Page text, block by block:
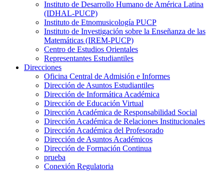
Instituto de Desarrollo Humano de América Latina
(IDHAL-PUCP)
Instituto de Etnomusicología PUCP
Instituto de Investigación sobre la Enseñanza de las
Matemáticas (IREM-PUCP)
Centro de Estudios Orientales
Representantes Estudiantiles
Direcciones
Oficina Central de Admisión e Informes
Dirección de Asuntos Estudiantiles
Dirección de Informática Académica
Dirección de Educación Virtual
Dirección Académica de Responsabilidad Social
Dirección Académica de Relaciones Institucionales
Dirección Académica del Profesorado
Dirección de Asuntos Académicos
Dirección de Formación Continua
prueba
Conexión Regulatoria